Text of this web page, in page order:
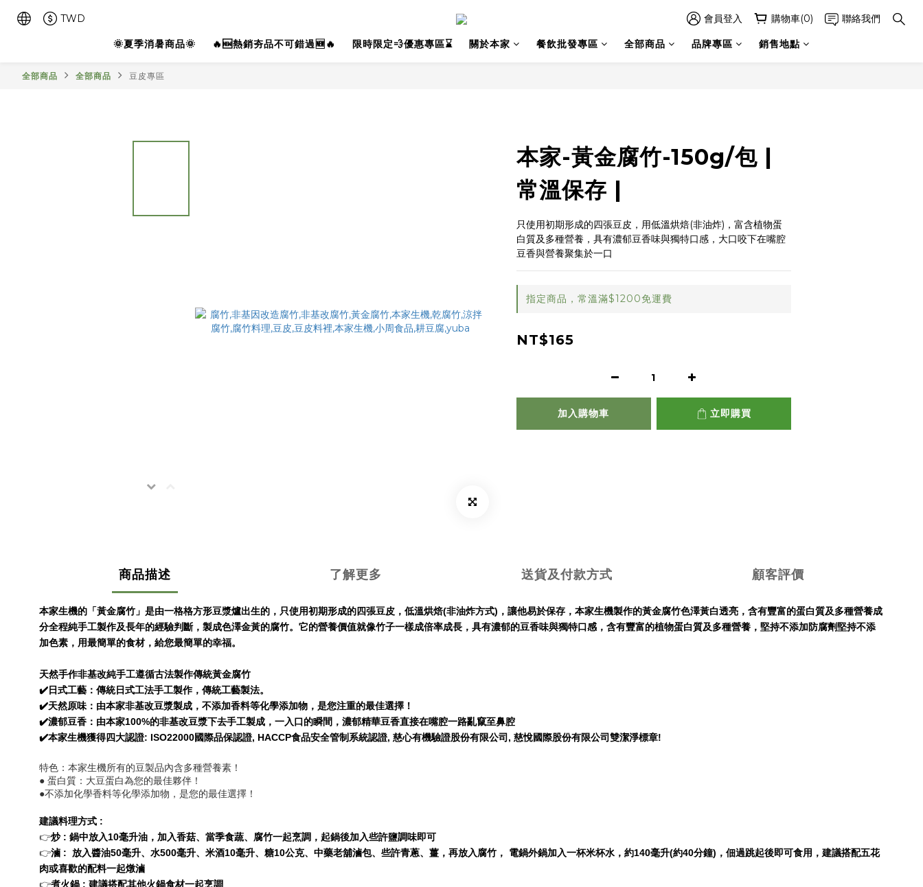
TWD 會員登入 購物車(0) 聯絡我們
🌞夏季消暑商品🌞 🔥🆕熱銷夯品不可錯過🆕🔥 限時限定💨優惠專區⌛ 關於本家 餐飲批發專區 全部商品 品牌專區 銷售地點
全部商品 全部商品 豆皮專區
本家-黃金腐竹-150g/包 |
常溫保存 |
只使用初期形成的四張豆皮，用低溫烘焙(非油炸)，富含植物蛋
白質及多種營養，具有濃郁豆香味與獨特口感，大口咬下在嘴腔
豆香與營養聚集於一口
指定商品，常溫滿$1200免運費
NT$165
加入購物車 立即購買
商品描述 了解更多 送貨及付款方式 顧客評價
本家生機的「黃金腐竹」是由一格格方形豆漿爐出生的，只使用初期形成的四張豆皮，低溫烘焙(非油炸方式)，讓他易於保存，本家生機製作的黃金腐竹色澤黃白透亮，含有豐富的蛋白質及多種營養成
分全程純手工製作及長年的經驗判斷，製成色澤金黃的腐竹。它的營養價值就像竹子一樣成倍率成長，具有濃郁的豆香味與獨特口感，含有豐富的植物蛋白質及多種營養，堅持不添加防腐劑堅持不添
加色素，用最簡單的食材，給您最簡單的幸福。
天然手作非基改純手工遵循古法製作傳統黃金腐竹
✔️日式工藝：傳統日式工法手工製作，傳統工藝製法。
✔️天然原味：由本家非基改豆漿製成，不添加香料等化學添加物，是您注重的最佳選擇！
✔️濃郁豆香：由本家100%的非基改豆漿下去手工製成，一入口的瞬間，濃郁精華豆香直接在嘴腔一路亂竄至鼻腔
✔️本家生機獲得四大認證: ISO22000國際品保認證, HACCP食品安全管制系統認證, 慈心有機驗證股份有限公司, 慈悅國際股份有限公司雙潔淨標章!
特色：本家生機所有的豆製品內含多種營養素！
● 蛋白質：大豆蛋白為您的最佳夥伴！
●不添加化學香料等化學添加物，是您的最佳選擇！
建議料理方式 :
👉炒 : 鍋中放入10毫升油，加入香菇、當季食蔬、腐竹一起烹調，起鍋後加入些許鹽調味即可
👉滷 : 放入醬油50毫升、水500毫升、米酒10毫升、糖10公克、中藥老舖滷包、些許青蔥、薑，再放入腐竹， 電鍋外鍋加入一杯米杯水，約140毫升(約40分鐘)，佃過跳起後即可食用，建議搭配五花
肉或喜歡的配料一起燉滷
👉煮火鍋 : 建議搭配其他火鍋食材一起烹調